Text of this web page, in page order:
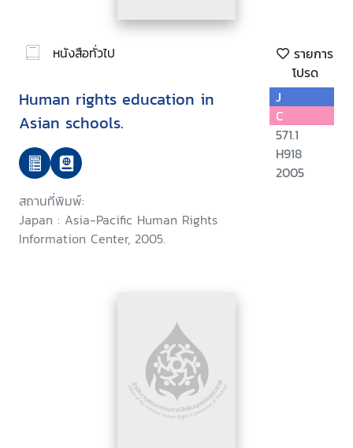
หนังสือทั่วไป
รายการ
โปรด
Human rights education in
Asian schools.
สถานที่พิมพ์:
Japan : Asia-Pacific Human Rights
Information Center, 2005.
J
C
571.1
H918
2005